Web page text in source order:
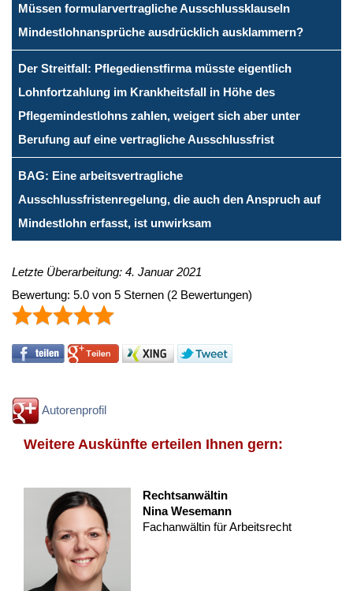
Müssen formularvertragliche Ausschlussklauseln
Mindestlohnansprüche ausdrücklich ausklammern?
Der Streitfall: Pflegedienstfirma müsste eigentlich
Lohnfortzahlung im Krankheitsfall in Höhe des
Pflegemindestlohns zahlen, weigert sich aber unter
Berufung auf eine vertragliche Ausschlussfrist
BAG: Eine arbeitsvertragliche
Ausschlussfristenregelung, die auch den Anspruch auf
Mindestlohn erfasst, ist unwirksam
Letzte Überarbeitung: 4. Januar 2021
Bewertung: 5.0 von 5 Sternen (2 Bewertungen)
Autorenprofil
Weitere Auskünfte erteilen Ihnen gern:
Rechtsanwältin
Nina Wesemann
Fachanwältin für Arbeitsrecht